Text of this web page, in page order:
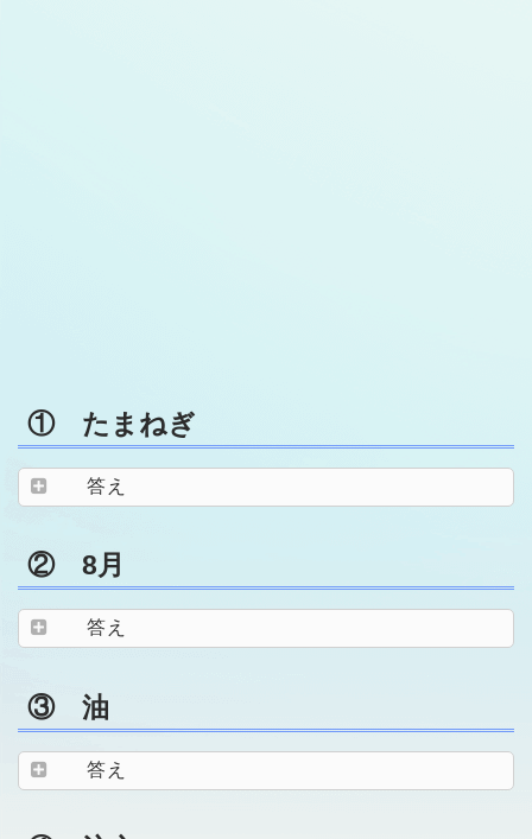
① たまねぎ
答え
② 8月
答え
③ 油
答え